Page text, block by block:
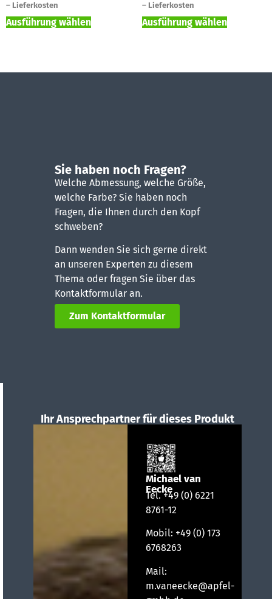
– Lieferkosten
Ausführung wählen
– Lieferkosten
Ausführung wählen
Sie haben noch Fragen?
Welche Abmessung, welche Größe,
welche Farbe? Sie haben noch
Fragen, die Ihnen durch den Kopf
schweben?
Dann wenden Sie sich gerne direkt
an unseren Experten zu diesem
Thema oder fragen Sie über das
Kontaktformular an.
Zum Kontaktformular
Ihr Ansprechpartner für dieses Produkt
Michael van
Eecke
Tel.+49 (0) 6221
8761-12
Mobil: +49 (0) 173
6768263
Mail:
m.vaneecke@apfel-